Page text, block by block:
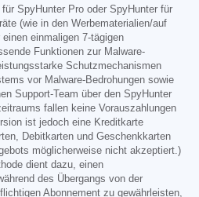
SpyHunter Pro oder SpyHunter für
(wie in den Werbematerialien/auf
einmaligen 7-tägigen
Funktionen zur Malware-
Schutzmechanismen
vor Malware-Bedrohungen sowie
Support-Team über den SpyHunter
fallen keine Vorauszahlungen
ist jedoch eine Kreditkarte
Debitkarten und Geschenkkarten
möglicherweise nicht akzeptiert.)
dient dazu, einen
des Übergangs von der
Abonnement zu gewährleisten,